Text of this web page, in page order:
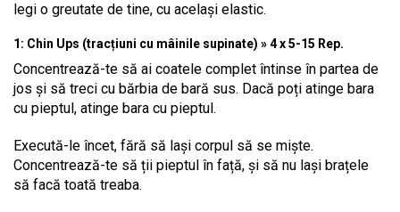
legi o greutate de tine, cu același elastic.
1: Chin Ups (tracțiuni cu mâinile supinate) » 4 x 5-15 Rep.
Concentrează-te să ai coatele complet întinse în partea de
jos și să treci cu bărbia de bară sus. Dacă poți atinge bara
cu pieptul, atinge bara cu pieptul.
Execută-le încet, fără să lași corpul să se miște.
Concentrează-te să ții pieptul în față, și să nu lași brațele
să facă toată treaba.